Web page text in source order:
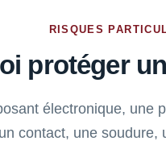
RISQUES
protéger
électronique,
contact, une